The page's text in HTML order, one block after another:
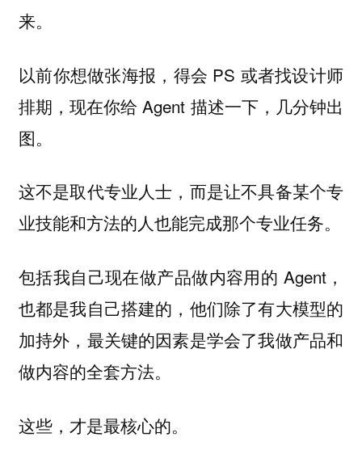
来。
以前你想做张海报，得会 PS 或者找设计师
排期，现在你给 Agent 描述一下，几分钟出
图。
这不是取代专业人士，而是让不具备某个专
业技能和方法的人也能完成那个专业任务。
包括我自己现在做产品做内容用的 Agent，
也都是我自己搭建的，他们除了有大模型的
加持外，最关键的因素是学会了我做产品和
做内容的全套方法。
这些，才是最核心的。